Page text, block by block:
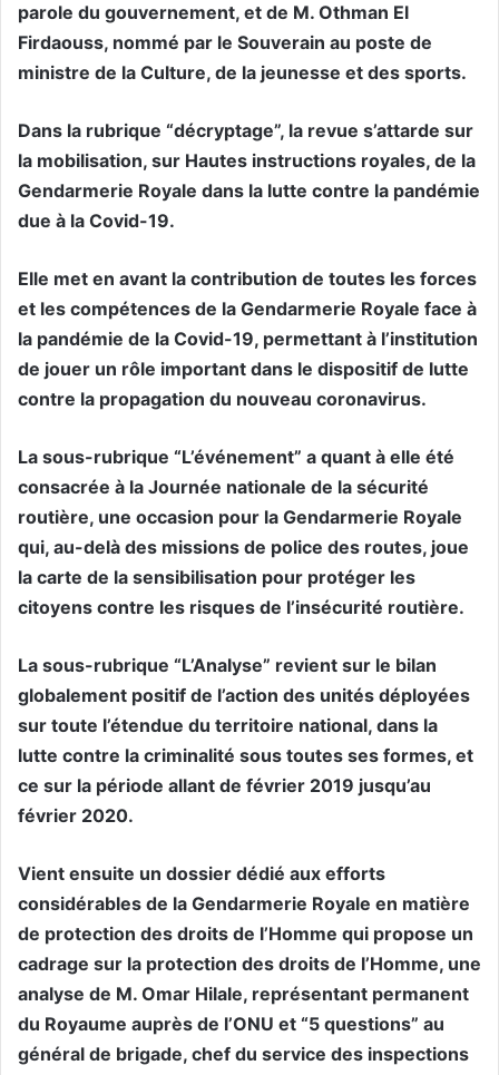
parole du gouvernement, et de M. Othman El
Firdaouss, nommé par le Souverain au poste de
ministre de la Culture, de la jeunesse et des sports.
Dans la rubrique “décryptage”, la revue s’attarde sur
la mobilisation, sur Hautes instructions royales, de la
Gendarmerie Royale dans la lutte contre la pandémie
due à la Covid-19.
Elle met en avant la contribution de toutes les forces
et les compétences de la Gendarmerie Royale face à
la pandémie de la Covid-19, permettant à l’institution
de jouer un rôle important dans le dispositif de lutte
contre la propagation du nouveau coronavirus.
La sous-rubrique “L’événement” a quant à elle été
consacrée à la Journée nationale de la sécurité
routière, une occasion pour la Gendarmerie Royale
qui, au-delà des missions de police des routes, joue
la carte de la sensibilisation pour protéger les
citoyens contre les risques de l’insécurité routière.
La sous-rubrique “L’Analyse” revient sur le bilan
globalement positif de l’action des unités déployées
sur toute l’étendue du territoire national, dans la
lutte contre la criminalité sous toutes ses formes, et
ce sur la période allant de février 2019 jusqu’au
février 2020.
Vient ensuite un dossier dédié aux efforts
considérables de la Gendarmerie Royale en matière
de protection des droits de l’Homme qui propose un
cadrage sur la protection des droits de l’Homme, une
analyse de M. Omar Hilale, représentant permanent
du Royaume auprès de l’ONU et “5 questions” au
général de brigade, chef du service des inspections